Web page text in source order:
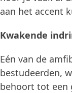
aan het accent
Kwakende
Eén van de
bestudeerden,
behoort tot een